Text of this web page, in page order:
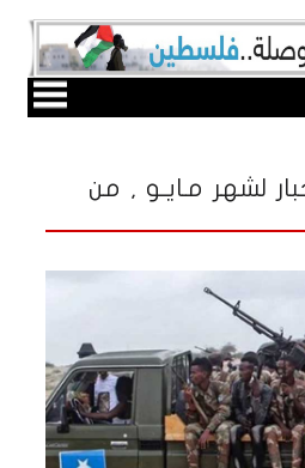
لشهر مـايـو , من